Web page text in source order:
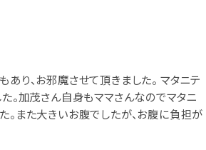
り、お邪魔させて頂きました。 マタニテ
。加茂さん自身もママさんなのでマタニ
。また大きいお腹でしたが、お腹に負担が